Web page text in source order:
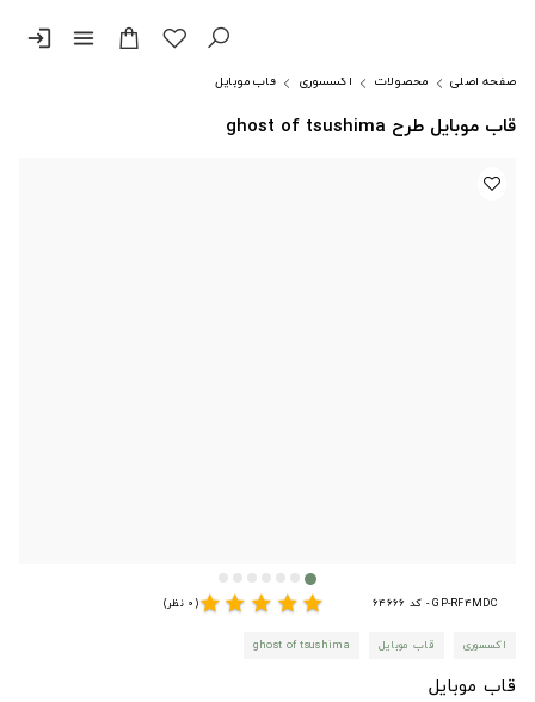
menu
login
صفحه اصلی محصولات اکسسوری قاب موبایل
قاب موبایل طرح ghost of tsushima
GP-RF4MDC - کد 64666 star
star
star
star
star(0 نظر)
اکسسوری قاب موبایل ghost of tsushima
قاب موبایل